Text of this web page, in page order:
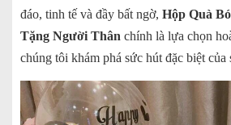
đáo, tinh tế và đầy bất ngờ, Hộp Quà
Tặng Người Thân chính là lựa chọn
chúng tôi khám phá sức hút đặc biệt của